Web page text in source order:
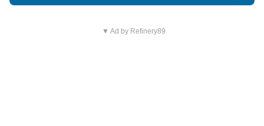
▼ Ad by Refinery89